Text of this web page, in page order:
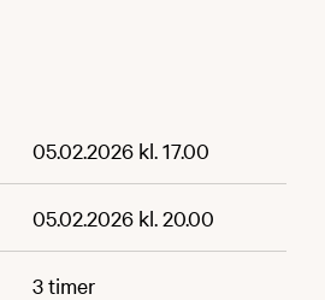
05.02.2026 kl. 17.00
05.02.2026 kl. 20.00
3 timer